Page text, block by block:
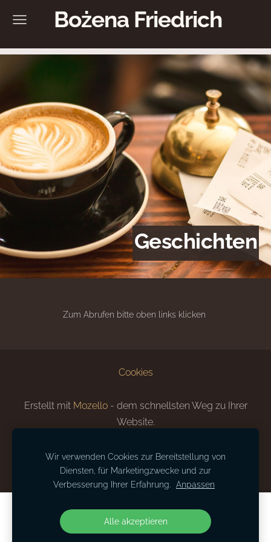
Bożena Friedrich
Geschichten
Zum Abrufen bitte oben links klicken
Cookies
Erstellt mit Mozello- dem schnellsten Weg zu Ihrer
Website.
Erstellen Sie Ihre Website oder Ihren
Online-Shop mit Mozello.
Wir verwenden Cookies zur Bereitstellung von
Diensten, für Marketingzwecke und zur
Verbesserung Ihrer Erfahrung.
Anpassen
Alle akzeptieren